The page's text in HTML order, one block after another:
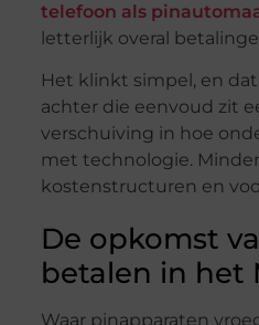
telefoon als
letterlijk overal
Het klinkt simpel, en dat
achter die eenvoud zit
verschuiving in hoe
met technologie. Minder
kostenstructuren en
De opkomst
betalen in het
Waar pinapparaten